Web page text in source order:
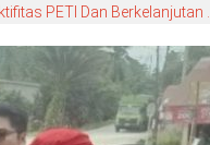
PETI Dan Berkelanjutan .